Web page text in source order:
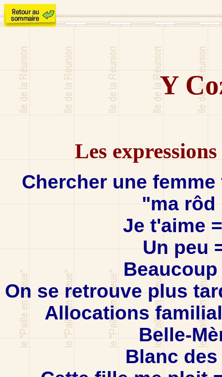
Y
Les
Chercher une
"ma
Je t'aime
Un peu
On se retrouve plus
Allocations
Belle-
Blanc